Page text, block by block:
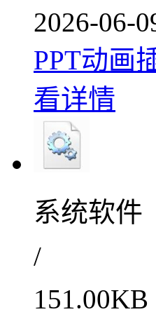
2026-06-
PPT动画
看详情
系统软件
/
151.00KB